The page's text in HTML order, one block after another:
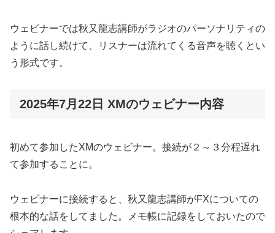
ウェビナーでは秋又龍志講師がラジオのパーソナリティの
ように話し続けて、リスナーは流れてくる音声を聴くとい
う形式です。
2025年7月22日 XMのウェビナー内容
初めて参加したXMのウェビナー。接続が２～３分程遅れ
て参加することに。
ウェビナーに接続すると、秋又龍志講師がFXについての
根本的な話をしてました。メモ帳に記録をしておいたので